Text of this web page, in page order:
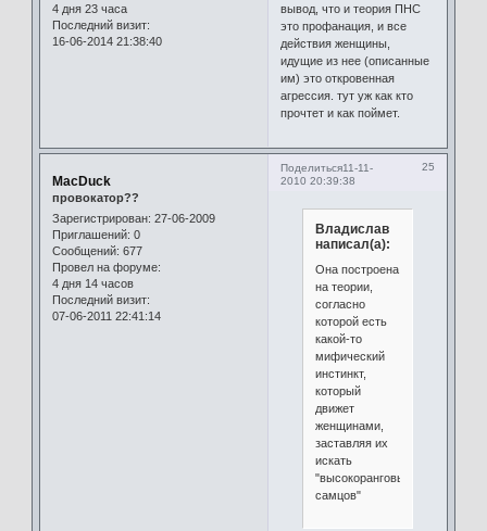
4 дня 23 часа
Последний визит:
16-06-2014 21:38:40
вывод, что и теория ПНС
это профанация, и все
действия женщины,
идущие из нее (описанные
им) это откровенная
агрессия. тут уж как кто
прочтет и как поймет.
Поделиться 25
11-11-
2010 20:39:38
MacDuck
провокатор??
Зарегистрирован: 27-06-2009
Приглашений: 0
Сообщений: 677
Провел на форуме:
4 дня 14 часов
Последний визит:
07-06-2011 22:41:14
Владислав
написал(а):
Она построена
на теории,
согласно
которой есть
какой-то
мифический
инстинкт,
который
движет
женщинами,
заставляя их
искать
"высокоранговых
самцов"